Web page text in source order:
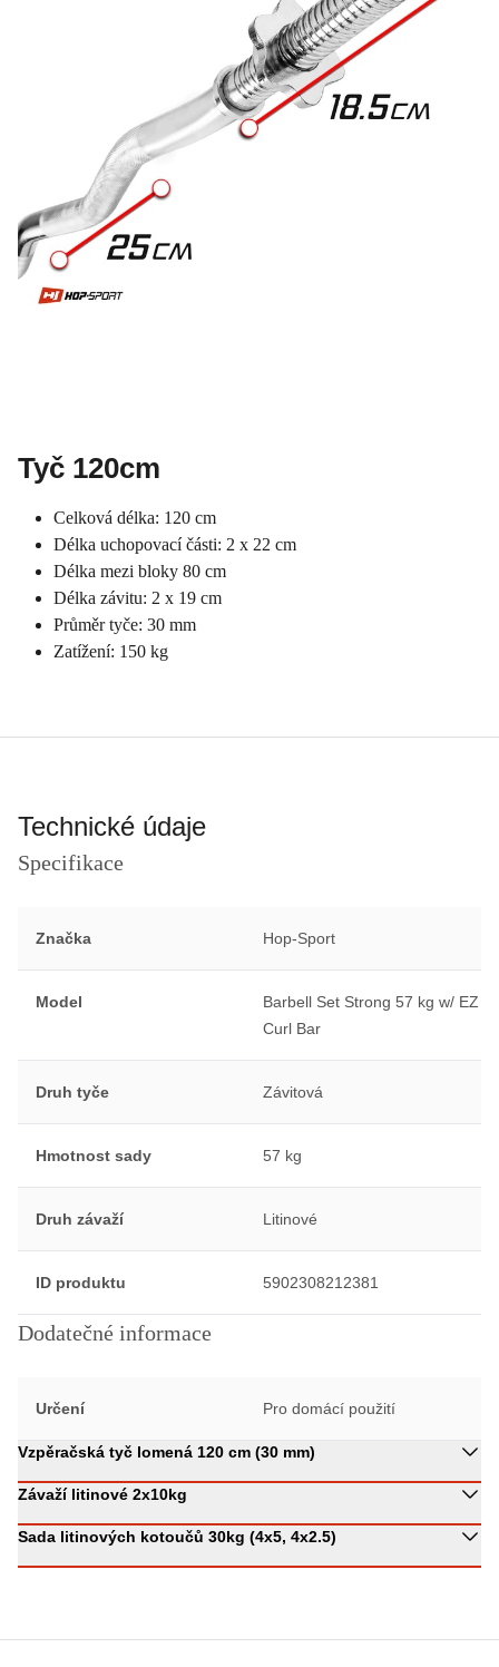
Tyč 120cm
Celková délka: 120 cm
Délka uchopovací části: 2 x 22 cm
Délka mezi bloky 80 cm
Délka závitu: 2 x 19 cm
Průměr tyče: 30 mm
Zatížení: 150 kg
Technické údaje
Specifikace
Značka Hop-Sport
Model
Barbell Set Strong 57 kg w/ EZ
Curl Bar
Druh tyče Závitová
Hmotnost sady 57 kg
Druh závaží Litinové
ID produktu 5902308212381
Dodatečné informace
Určení Pro domácí použití
Vzpěračská tyč lomená 120 cm (30 mm)
Závaží litinové 2x10kg
​Sada litinových kotoučů 30kg (4x5, 4x2.5)